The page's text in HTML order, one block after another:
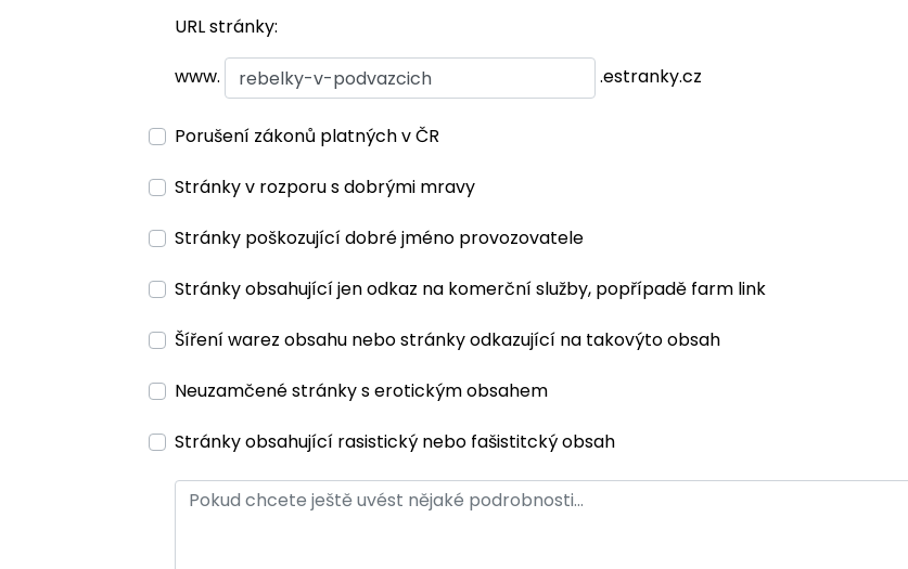
URL stránky:
www. .estranky.cz
Porušení zákonů platných v ČR
Stránky v rozporu s dobrými mravy
Stránky poškozující dobré jméno provozovatele
Stránky obsahující jen odkaz na komerční služby, popřípadě farm link
Šíření warez obsahu nebo stránky odkazující na takovýto obsah
Neuzamčené stránky s erotickým obsahem
Stránky obsahující rasistický nebo fašistitcký obsah